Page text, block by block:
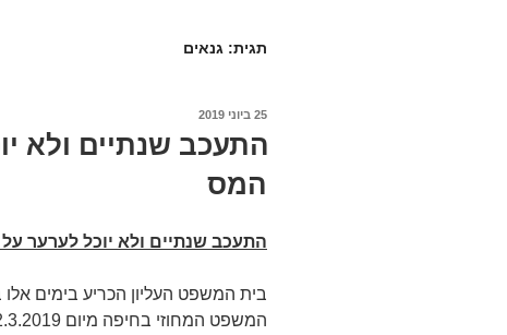
תגית: גנאים
פורסם
25 ביוני 2019
התעכב שנתיים ולא
המס
התעכב שנתיים ולא יוכל לערער
בית המשפט העליון הכריע בימים